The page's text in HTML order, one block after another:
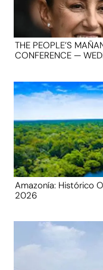
THE PEOPLE’S
CONFERENCE —
Amazonía: Histórico
2026